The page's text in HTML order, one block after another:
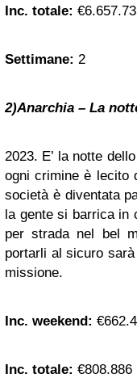
Inc. totale:
Settimane: 2
2)Anarchia – La
2023. E’ la notte
ogni crimine è lecito
società è diventata
la gente si barrica in
per strada nel bel
portarli al sicuro
missione.
Inc. weekend:
Inc. totale: €808.886